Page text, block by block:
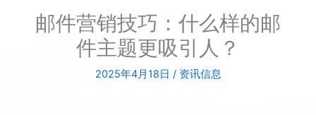
邮件营销技巧：什么样的邮
件主题更吸引人？
2025年4月18日 / 资讯信息